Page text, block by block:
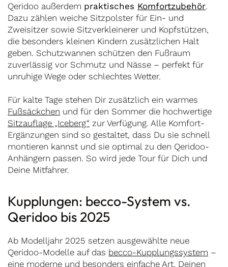
Kupplungen: becco-System vs.
Qeridoo bis 2025
Ab Modelljahr 2025 setzen ausgewählte neue
Qeridoo-Modelle auf das becco-Kupplungssystem –
eine moderne und besonders einfache Art, Deinen
Qeridoo außerdem praktisches Komfortzubehör.
Dazu zählen weiche Sitzpolster für Ein- und
Zweisitzer sowie Sitzverkleinerer und Kopfstützen,
die besonders kleinen Kindern zusätzlichen Halt
geben. Schutzwannen schützen den Fußraum
zuverlässig vor Schmutz und Nässe – perfekt für
unruhige Wege oder schlechtes Wetter.
Für kalte Tage stehen Dir zusätzlich ein warmes
Fußsäckchen und für den Sommer die hochwertige
Sitzauflage „Iceberg“ zur Verfügung. Alle Komfort-
Ergänzungen sind so gestaltet, dass Du sie schnell
montieren kannst und sie optimal zu den Qeridoo-
Anhängern passen. So wird jede Tour für Dich und
Deine Mitfahrer.